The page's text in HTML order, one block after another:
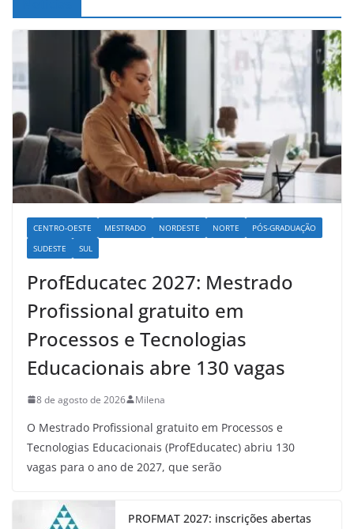
CENTRO-OESTE MESTRADO NORDESTE NORTE
PÓS-GRADUAÇÃO
SUDESTE
SUL
ProfEducatec 2027: Mestrado
Profissional gratuito em
Processos e Tecnologias
Educacionais abre 130 vagas
8 de agosto de 2026 Milena
O Mestrado Profissional gratuito em Processos e
Tecnologias Educacionais (ProfEducatec) abriu 130
vagas para o ano de 2027, que serão
PROFMAT 2027: inscrições abertas